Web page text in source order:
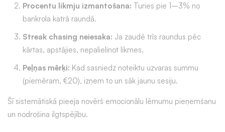
Procentu likmju izmantošana: Turies pie 1–3% no
bankrola katrā raundā.
Streak chasing neiesaka: Ja zaudē trīs raundus pēc
kārtas, apstājies, nepalielinot likmes.
Peļņas mērķi: Kad sasniedz noteiktu uzvaras summu
(piemēram, €20), izņem to un sāk jaunu sesiju.
Šī sistemātiskā pieeja novērš emocionālu lēmumu pieņemšanu
un nodrošina ilgtspējību.